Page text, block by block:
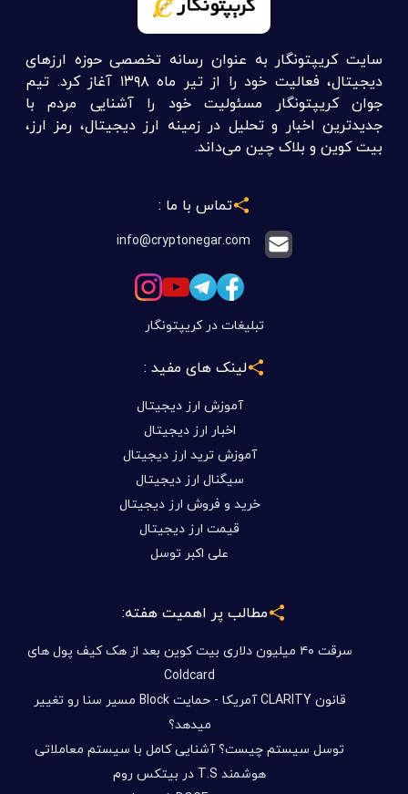
سایت کریپتونگار به عنوان رسانه تخصصی حوزه ارزهای
دیجیتال، فعالیت خود را از تیر ماه ۱۳۹۸ آغاز کرد. تیم
جوان کریپتونگار مسئولیت خود را آشنایی مردم با
جدیدترین اخبار و تحلیل در زمینه ارز دیجیتال، رمز ارز،
بیت کوین و بلاک چین می‌داند.
تماس با ما :
info@cryptonegar.com
تبلیغات در کریپتونگار
لینک های مفید :
آموزش ارز دیجیتال
اخبار ارز دیجیتال
آموزش ترید ارز دیجیتال
سیگنال ارز دیجیتال
خرید و فروش ارز دیجیتال
قیمت ارز دیجیتال
علی اکبر توسل
مطالب پر اهمیت هفته:
سرقت ۴۰ میلیون دلاری بیت کوین بعد از هک کیف پول های
Coldcard
قانون CLARITY آمریکا - حمایت Block مسیر سنا رو تغییر
میدهد؟
توسل سیستم چیست؟ آشنایی کامل با سیستم معاملاتی
هوشمند T.S در بیتکس روم